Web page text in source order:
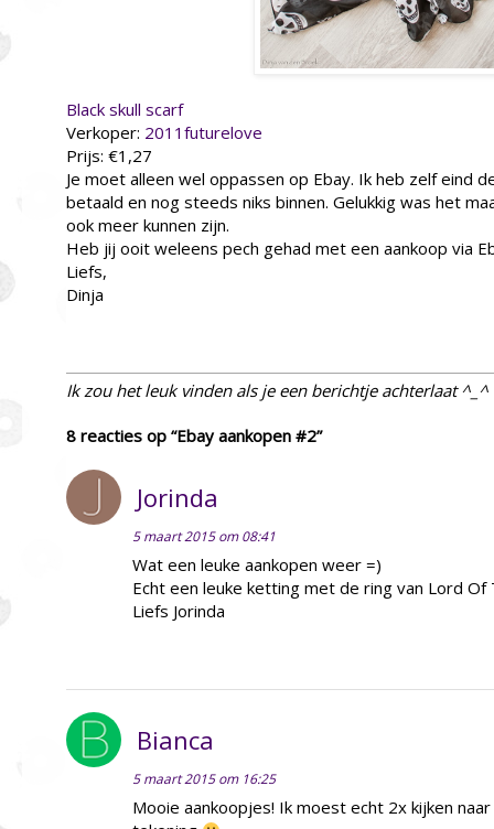
Black skull scarf
Verkoper: 2011futurelove
Prijs: €1,27
Je moet alleen wel oppassen op Ebay. Ik heb zelf eind
betaald en nog steeds niks binnen. Gelukkig was het
ook meer kunnen zijn.
Heb jij ooit weleens pech gehad met een aankoop via
Liefs,
Dinja
Ik zou het leuk vinden als je een berichtje achterlaat ^_^
8 reacties op “Ebay aankopen #2”
Jorinda
5 maart 2015 om 08:41
Wat een leuke aankopen weer =)
Echt een leuke ketting met de ring van Lord Of
Liefs Jorinda
Bianca
5 maart 2015 om 16:25
Mooie aankoopjes! Ik moest echt 2x kijken